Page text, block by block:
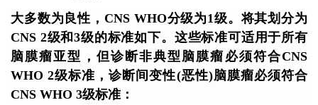
大多数为良性，CNS WHO分级为1级。将其划分为
CNS 2级和3级的标准如下。这些标准可适用于所有
脑膜瘤亚型，但诊断非典型脑膜瘤必须符合CNS
WHO 2级标准，诊断间变性(恶性)脑膜瘤必须符合
CNS WHO 3级标准：